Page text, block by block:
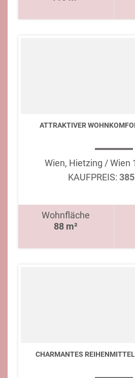
ATTRAKTIVER
Wien, Hietzing / Wien
KAUFPREIS:
Wohnfläche
88 m²
CHARMANTES